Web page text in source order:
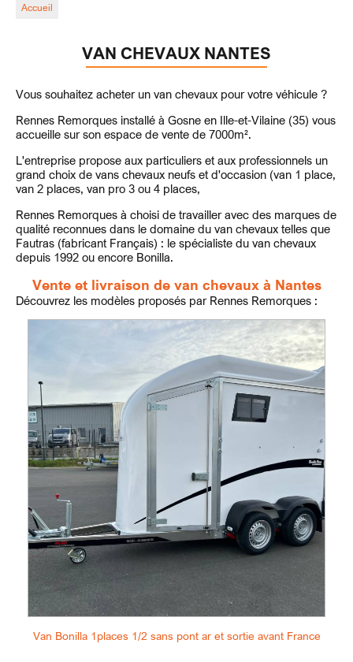
Accueil
VAN CHEVAUX NANTES
Vous souhaitez acheter un van chevaux pour votre véhicule ?
Rennes Remorques installé à Gosne en Ille-et-Vilaine (35) vous
accueille sur son espace de vente de 7000m².
L'entreprise propose aux particuliers et aux professionnels un
grand choix de vans chevaux neufs et d'occasion (van 1 place,
van 2 places, van pro 3 ou 4 places,
Rennes Remorques à choisi de travailler avec des marques de
qualité reconnues dans le domaine du van chevaux telles que
Fautras (fabricant Français) : le spécialiste du van chevaux
depuis 1992 ou encore Bonilla.
Vente et livraison de van chevaux à Nantes
Découvrez les modèles proposés par Rennes Remorques :
Van Bonilla 1places 1/2 sans pont ar et sortie avant France